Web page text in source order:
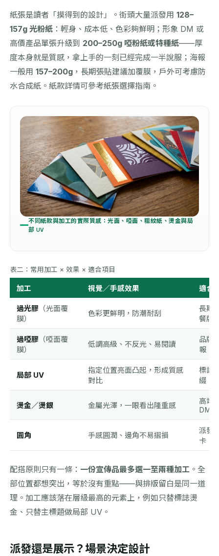
紙張是讀者「摸得到的設計」。街頭大量派發用 128–
157g 光粉紙 ：輕身、成本低、色彩夠鮮明；形象 DM 或
高價產品單張升級到 200–250g 啞粉紙或特種紙——厚
度本身就是質感，拿上手的一刻已經完成一半說服；海報
一般用 157–200g ，長期張貼建議加覆膜，戶外可考慮防
水合成紙。紙款詳情可參考紙張選擇指南 。
不同紙款與加工的實際質感：光面、啞面、粗紋紙、燙金與局
部 UV
表二：常用加工 × 效果 × 適合項目
加工 視覺／手感效果 適合
過光膠 （光面覆
膜）
色彩更鮮明，防潮耐刮
長期
餐牌
過啞膠 （啞面覆
膜）
低調高級、不反光、易閱讀
品牌
報
局部 UV
指定位置亮面凸起，形成質感
對比
標誌
綴
燙金／燙銀 金屬光澤，一眼看出隆重感
高端
DM
圓角 手感圓潤、邊角不易摺損
派發
卡
配搭原則只有一條： 一份宣傳品最多選一至兩種加工 。全
部位置都想突出，等於沒有重點——與排版留白是同一道
理。加工應該落在層級最高的元素上，例如只替標誌燙
金、只替主標題做局部 UV。
派發還是展示？場景決定設計